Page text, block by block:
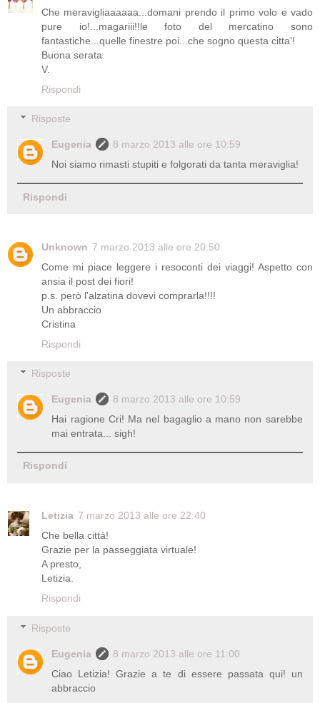
Che meravigliaaaaaa...domani prendo il primo volo e vado
pure io!...magariii!!le foto del mercatino sono
fantastiche...quelle finestre poi...che sogno questa citta'!
Buona serata
V.
Rispondi
Risposte
Eugenia
8 marzo 2013 alle ore 10:59
Noi siamo rimasti stupiti e folgorati da tanta meraviglia!
Rispondi
Unknown 7 marzo 2013 alle ore 20:50
Come mi piace leggere i resoconti dei viaggi! Aspetto con
ansia il post dei fiori!
p.s. però l'alzatina dovevi comprarla!!!!
Un abbraccio
Cristina
Rispondi
Risposte
Eugenia
8 marzo 2013 alle ore 10:59
Hai ragione Cri! Ma nel bagaglio a mano non sarebbe
mai entrata... sigh!
Rispondi
Letizia 7 marzo 2013 alle ore 22:40
Che bella città!
Grazie per la passeggiata virtuale!
A presto,
Letizia.
Rispondi
Risposte
Eugenia
8 marzo 2013 alle ore 11:00
Ciao Letizia! Grazie a te di essere passata qui! un
abbraccio